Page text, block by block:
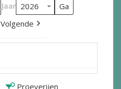
Jaar
Volgende
Proeverijen